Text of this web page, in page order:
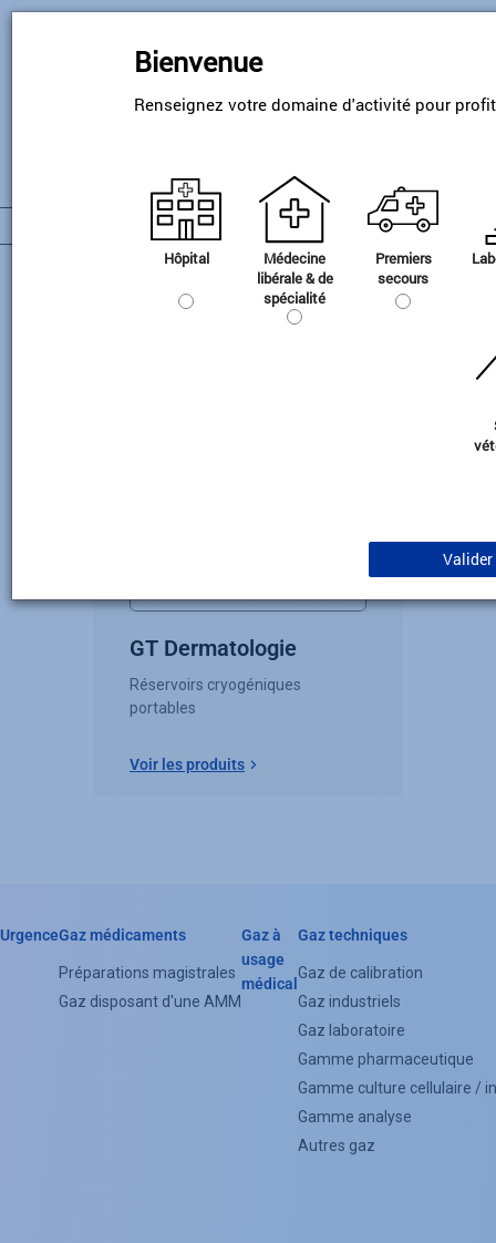
Skip
Bienvenue
Renseignez votre domaine d'activité pour
Hôpital
Médecine
libérale & de
spécialité
Premiers
secours
Valider
Gamme GT Dermatologie
GT Dermatologie
Réservoirs cryogéniques
portables
Voir les produits
Header
Categorie
UrgenceGaz médicaments
Préparations magistrales
Gaz disposant d'une AMM
Gaz à
usage
médical
Gaz techniques
Gaz de calibration
Gaz industriels
Gaz laboratoire
Gamme pharmaceutique
Gamme culture cellulaire /
Gamme analyse
Autres gaz